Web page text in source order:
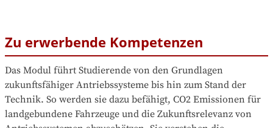
Zu erwerbende Kompetenzen
Das Modul führt Studierende von den Grundlagen
zukunftsfähiger Antriebssysteme bis hin zum Stand der
Technik. So werden sie dazu befähigt, CO2 Emissionen für
landgebundene Fahrzeuge und die Zukunftsrelevanz von